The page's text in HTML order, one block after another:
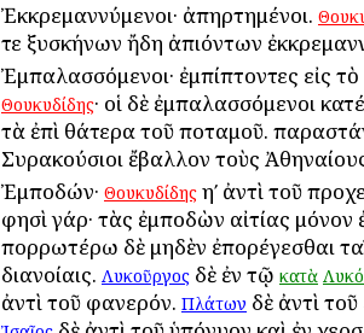
Ἐκκρεμαννύμενοι· ἀπηρτημένοι.
τε ξυσκήνων ἤδη ἀπιόντων
Ἐμπαλασσόμενοι· ἐμπίπτοντες εἰς
Θουκυδίδης· οἱ δὲ ἐμπαλασσόμενοι
τὰ ἐπὶ θάτερα τοῦ ποταμοῦ.
Συρακούσιοι ἔβαλλον τοὺς
Ἐμποδών· Θουκυδίδης ηʹ ἀντὶ τοῦ
φησὶ γάρ· τὰς ἐμποδὼν αἰτίας μόνον
πορρωτέρω δὲ μηδὲν ἐπορέγεσθαι
διανοίαις. Λυκοῦργος δὲ ἐν τῷ κατὰ
ἀντὶ τοῦ φανερόν. Πλάτων δὲ ἀντὶ